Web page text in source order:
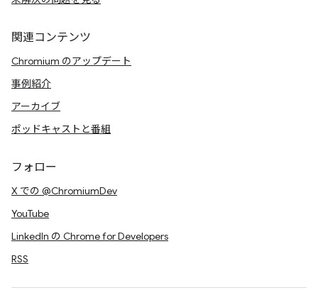
関連コンテンツ
Chromium のアップデート
事例紹介
アーカイブ
ポッドキャストと番組
フォロー
X での @ChromiumDev
YouTube
LinkedIn の Chrome for Developers
RSS